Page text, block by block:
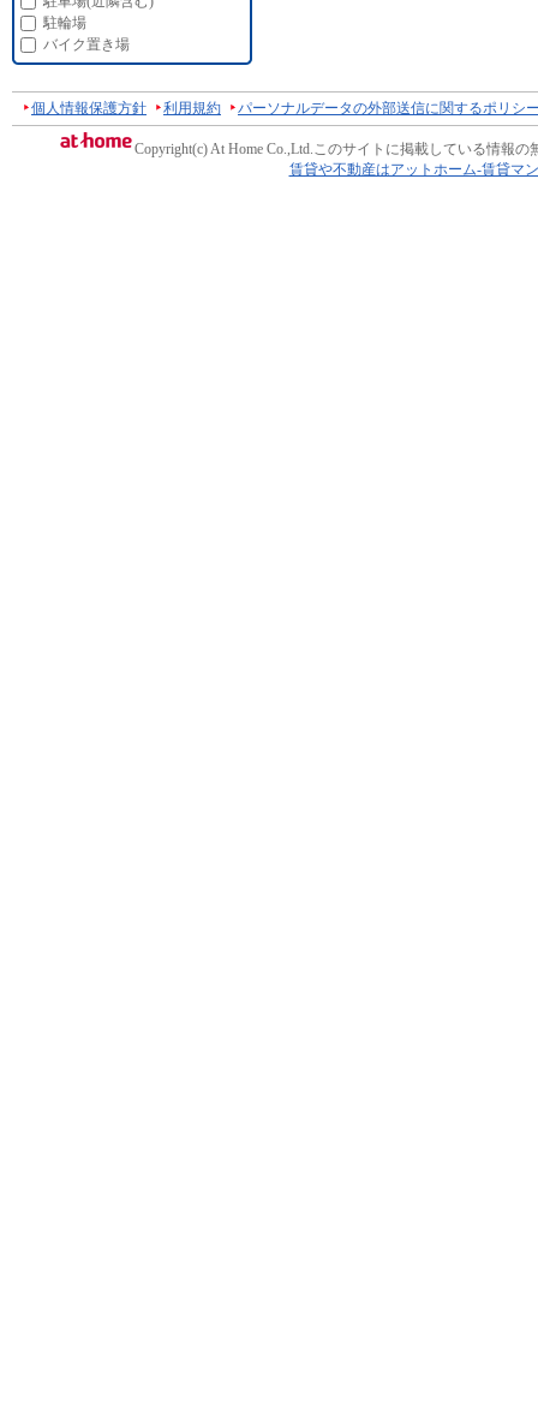
駐輪場
バイク置き場
個人情報保護方針 利用規約 パーソナルデータの外部送信に関するポリシ
Copyright(c) At Home Co.,Ltd.このサイトに掲載している情報の
賃貸や不動産はアットホーム-賃貸マ